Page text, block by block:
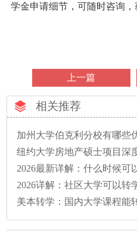
学金申请细节，可随时咨询，
上一篇
相关推荐
加州大学伯克利分校有哪些
纽约大学房地产硕士项目深
2026最新详解：什么时候可
2026详解：社区大学可以转